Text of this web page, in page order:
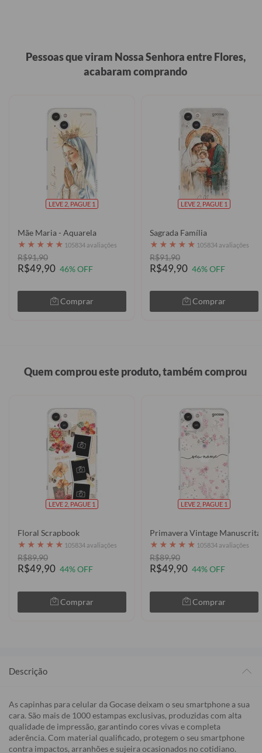
Pessoas que viram Nossa Senhora entre Flores,
acabaram comprando
LEVE 2, PAGUE 1
Mãe Maria - Aquarela
★ ★ ★ ★ ★ 105834 avaliações
R$91,90
R$49,90 46% OFF
Comprar
LEVE 2, PAGUE 1
Sagrada Família
★ ★ ★ ★ ★ 105834 avaliações
R$91,90
R$49,90 46% OFF
Comprar
Quem comprou este produto, também comprou
LEVE 2, PAGUE 1
Floral Scrapbook
★ ★ ★ ★ ★ 105834 avaliações
R$89,90
R$49,90 44% OFF
Comprar
LEVE 2, PAGUE 1
Primavera Vintage Manuscrita
★ ★ ★ ★ ★ 105834 avaliações
R$89,90
R$49,90 44% OFF
Comprar
Descrição
As capinhas para celular da Gocase deixam o seu smartphone a sua
cara. São mais de 1000 estampas exclusivas, produzidas com alta
qualidade de impressão, garantindo cores vivas e completa
aderência. Com material qualificado, protegem o seu smartphone
contra impactos, arranhões e sujeira ocasionados no cotidiano.